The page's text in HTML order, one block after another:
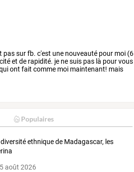
passurfb. c'est une nouveauté pour moi (6
et de rapidité. je nesuis pas là pourvous
ont fait comme moi maintenant! mais
Populaires
ethnique de Madagascar, les
5 août 2026